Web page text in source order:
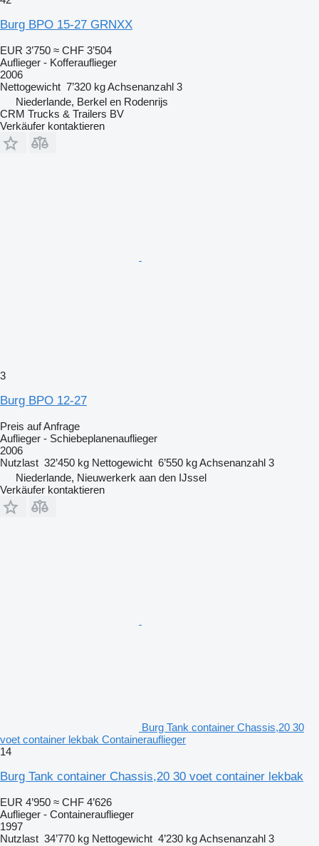
Burg BPO 15-27 GRNXX
EUR 3’750 ≈ CHF 3’504
Auflieger - Kofferauflieger
2006
Nettogewicht 7’320 kgAchsenanzahl 3
Niederlande, Berkel en Rodenrijs
CRM Trucks & Trailers BV
Verkäufer kontaktieren
3
Burg BPO 12-27
Preis auf Anfrage
Auflieger - Schiebeplanenauflieger
2006
Nutzlast 32’450 kg Nettogewicht 6’550 kgAchsenanzahl 3
Niederlande, Nieuwerkerk aan den IJssel
Verkäufer kontaktieren
Burg Tank container Chassis,20 30
voet container lekbak Containerauflieger
14
Burg Tank container Chassis,20 30 voet container lekbak
EUR 4’950 ≈ CHF 4’626
Auflieger - Containerauflieger
1997
Nutzlast 34’770 kg Nettogewicht 4’230 kgAchsenanzahl 3